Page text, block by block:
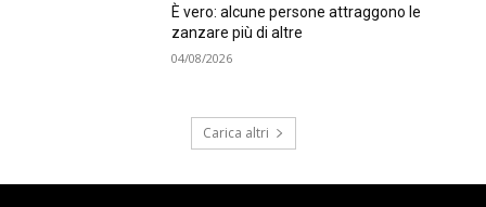
È vero: alcune persone attraggono le
zanzare più di altre
04/08/2026
Carica altri